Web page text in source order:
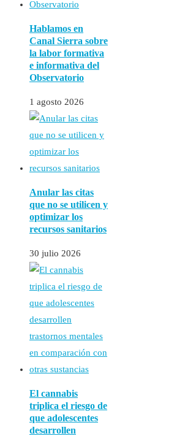
Hablamos en
Canal Sierra sobre
la labor formativa
e informativa del
Observatorio
1 agosto 2026
Anular las citas
que no se utilicen y
optimizar los
recursos sanitarios
30 julio 2026
El cannabis
triplica el riesgo de
que adolescentes
desarrollen